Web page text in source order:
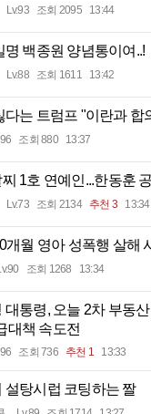
Lv.93 조회 2095 13:44
명 백종원 양념통이여..!
Lv.88 조회 1611 13:42
다는 트럼프 "이란과 합
조회 880 13:37
1호 연예인...한동훈
Lv.73 조회 2134 추천 3 13:34
개월 영아 성폭행 살해
조회 1268 13:34
대통령, 오늘 2차 부동
대책 속도전
조회 736 추천 1 13:33
설탕시럽 코팅하는 짤